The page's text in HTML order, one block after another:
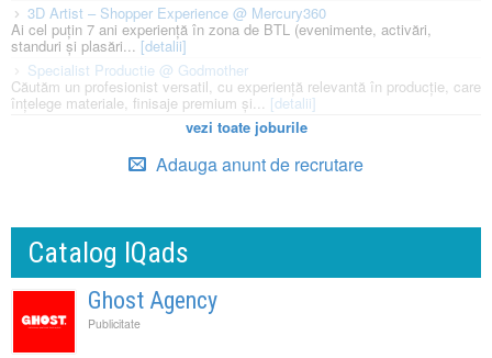
3D Artist – Shopper Experience @ Mercury360
Ai cel puțin 7 ani experiență în zona de BTL (evenimente, activări,
standuri și plasări...[detalii]
Specialist Productie @ Godmother
Căutăm un profesionist versatil, cu experiență relevantă în producție, care
înțelege materiale, finisaje premium și... [detalii]
vezi toate joburile
Adauga anunt de recrutare
Catalog IQads
Ghost Agency
Publicitate